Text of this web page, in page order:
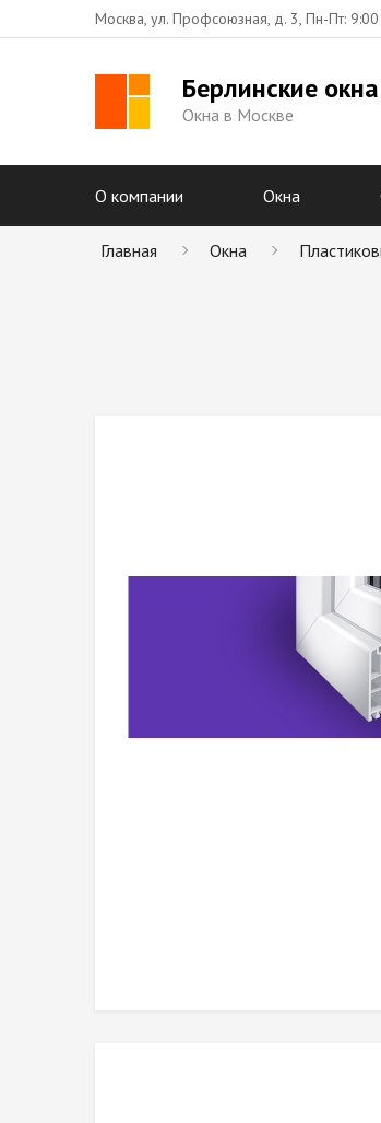
Москва, ул. Профсоюзная, д. 3, Пн-Пт:
Берлинские окна
Окна в Москве
О компании Окна
Главная Окна